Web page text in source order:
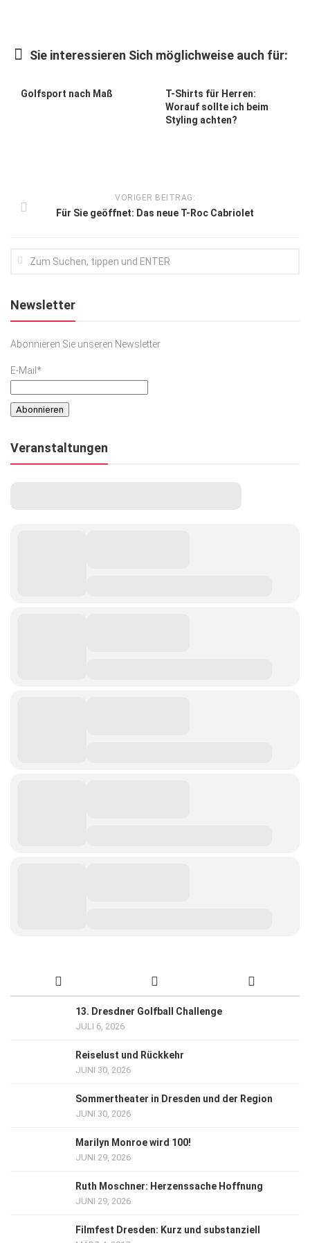
Lifestyle
Podcast
Sie interessieren Sich möglichweise auch für:
Golfsport nach Maß
T-Shirts für Herren:
Worauf sollte ich beim
Styling achten?
VORIGER BEITRAG:
Für Sie geöffnet: Das neue T-Roc Cabriolet
Newsletter
Abonnieren Sie unseren Newsletter
E-Mail*
Veranstaltungen
13. Dresdner Golfball Challenge
JULI 6, 2026
Reiselust und Rückkehr
JUNI 30, 2026
Sommertheater in Dresden und der Region
JUNI 30, 2026
Marilyn Monroe wird 100!
JUNI 29, 2026
Ruth Moschner: Herzenssache Hoffnung
JUNI 29, 2026
Filmfest Dresden: Kurz und substanziell